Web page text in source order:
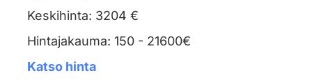
Keskihinta: 3204 €
Hintajakauma: 150 - 21600€
Katso hinta